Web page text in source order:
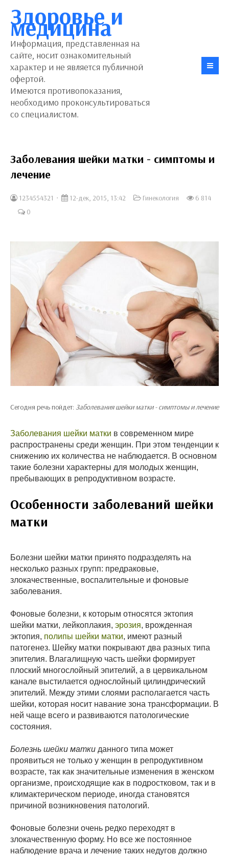
Здоровье и
медицина
Информация, представленная на
сайте, носит ознакомительный
характер и не является публичной
офертой.
Имеются противопоказания,
необходимо проконсультироваться
со специалистом.
Заболевания шейки матки - симптомы и
лечение
1234554321 12-дек, 2015, 13:42 Гинекология
6 814
0
Сегодня речь пойдет:Заболевания шейки матки - симптомы и лечение
Заболевания шейки матки в современном мире
распространены среди женщин. При этом тенденции к
снижению их количества не наблюдается. В основном
такие болезни характерны для молодых женщин,
пребывающих в репродуктивном возрасте.
Особенности заболеваний шейки
матки
Болезни шейки матки принято подразделять на
несколько разных групп: предраковые,
злокачественные, воспалительные и фоновые
заболевания.
Фоновые болезни, к которым относятся эктопия
шейки матки, лейкоплакия, эрозия, врожденная
эктопия, полипы шейки матки, имеют разный
патогенез. Шейку матки покрывают два разных типа
эпителия. Влагалищную часть шейки формирует
плоский многослойный эпителий, а в цервикальном
канале выстилается однослойный цилиндрический
эпителий. Между этими слоями располагается часть
шейки, которая носит навание зона трансформации. В
ней чаще всего и развиваются патологические
состояния.
Болезнь шейки матки данного типа может
проявиться не только у женщин в репродуктивном
возрасте, так как значительные изменения в женском
организме, происходящие как в подростковом, так и в
климактерическом периоде, иногда становятся
причиной возникновения патологий.
Фоновые болезни очень редко переходят в
злокачественную форму. Но все же постоянное
наблюдение врача и лечение таких недугов должно